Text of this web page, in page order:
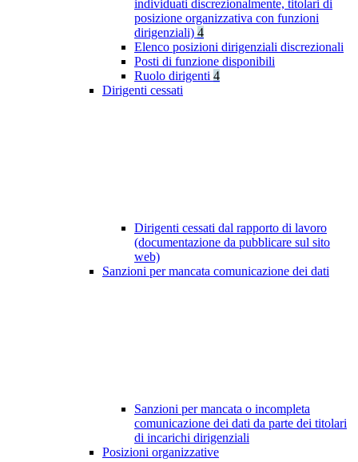
individuati discrezionalmente, titolari di
posizione organizzativa con funzioni
dirigenziali) 4
Elenco posizioni dirigenziali discrezionali
Posti di funzione disponibili
Ruolo dirigenti 4
Dirigenti cessati
Dirigenti cessati dal rapporto di lavoro
(documentazione da pubblicare sul sito
web)
Sanzioni per mancata comunicazione dei dati
Sanzioni per mancata o incompleta
comunicazione dei dati da parte dei titolari
di incarichi dirigenziali
Posizioni organizzative